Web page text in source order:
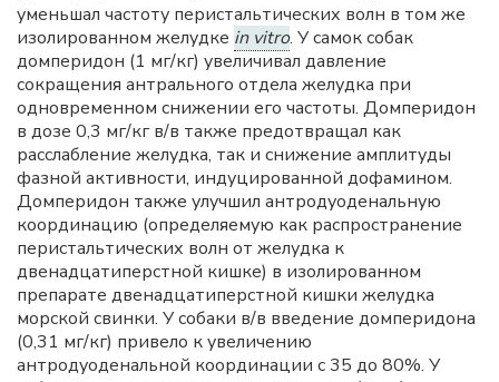
уменьшал частоту перистальтических волн в том же
изолированном желудке in vitro. У самок собак
домперидон (1 мг/кг) увеличивал давление
сокращения антрального отдела желудка при
одновременном снижении его частоты. Домперидон
в дозе 0,3 мг/кг в/в также предотвращал как
расслабление желудка, так и снижение амплитуды
фазной активности, индуцированной дофамином.
Домперидон также улучшил антродуоденальную
координацию (определяемую как распространение
перистальтических волн от желудка к
двенадцатиперстной кишке) в изолированном
препарате двенадцатиперстной кишки желудка
морской свинки. У собаки в/в введение домперидона
(0,31 мг/кг) привело к увеличению
антродуоденальной координации с 35 до 80%. У